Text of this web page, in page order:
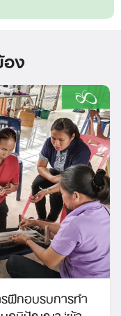
อง
ฝึกอบรบการทำ